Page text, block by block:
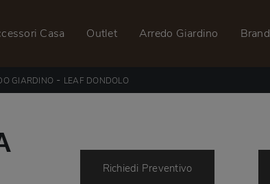
Casa Outlet Arredo Giardino Brand
GIARDINO - LEAF DONDOLO
Richiedi Preventivo